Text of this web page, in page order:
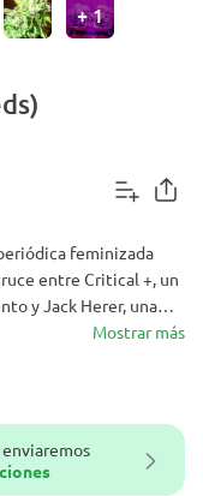
+1
enviaremos
feminizada
entre Critical +, un
y Jack Herer, una
es popular en los
sabor,
Mostrar más